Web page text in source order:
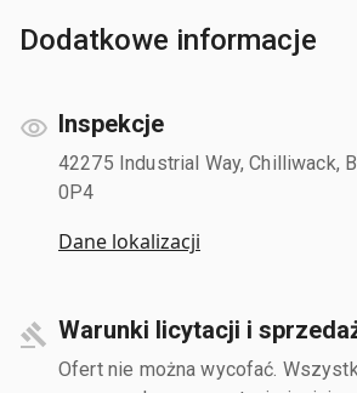
Dodatkowe informacje
Inspekcje
42275 Industrial Way, Chilliwack,
0P4
Dane lokalizacji
Warunki licytacji i
Ofert nie można wycofać.